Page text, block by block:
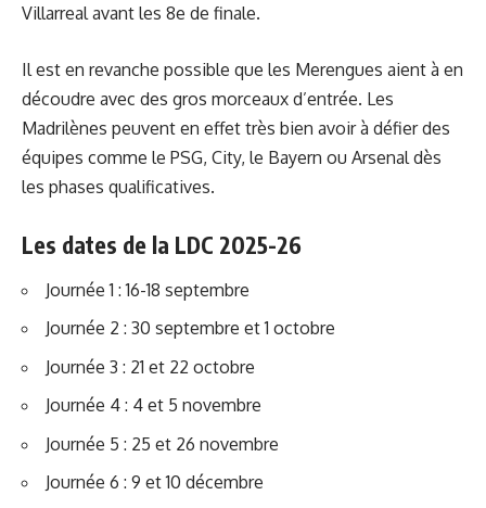
Villarreal avant les 8e de finale.
Il est en revanche possible que les Merengues aient à en
découdre avec des gros morceaux d’entrée. Les
Madrilènes peuvent en effet très bien avoir à défier des
équipes comme le PSG, City, le Bayern ou Arsenal dès
les phases qualificatives.
Les dates de la LDC 2025-26
Journée 1 : 16-18 septembre
Journée 2 : 30 septembre et 1 octobre
Journée 3 : 21 et 22 octobre
Journée 4 : 4 et 5 novembre
Journée 5 : 25 et 26 novembre
Journée 6 : 9 et 10 décembre